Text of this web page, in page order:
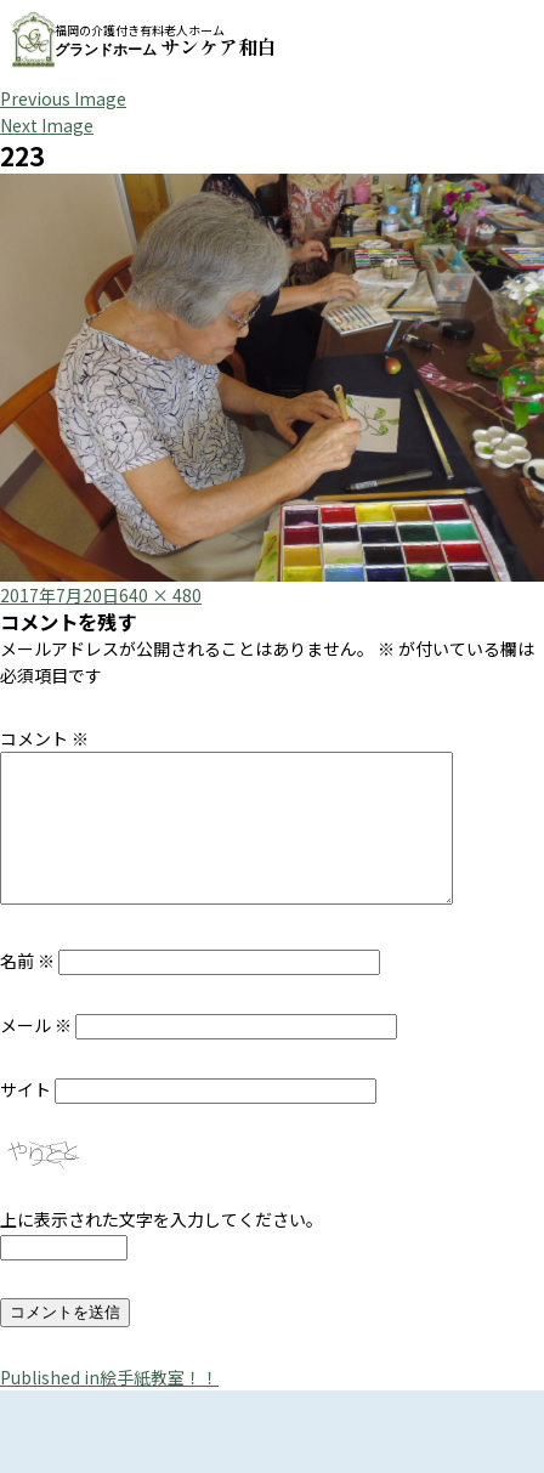
福岡の介護付き有料老人ホーム
グランドホーム サンケア和白
Previous Image
Next Image
223
Posted
on
2017年7月20日Full
size
640 × 480
コメントを残す
メールアドレスが公開されることはありません。 ※ が付いている欄は
必須項目です
コメント ※
名前 ※
メール ※
サイト
上に表示された文字を入力してください。
投
Published in絵手紙教室！！